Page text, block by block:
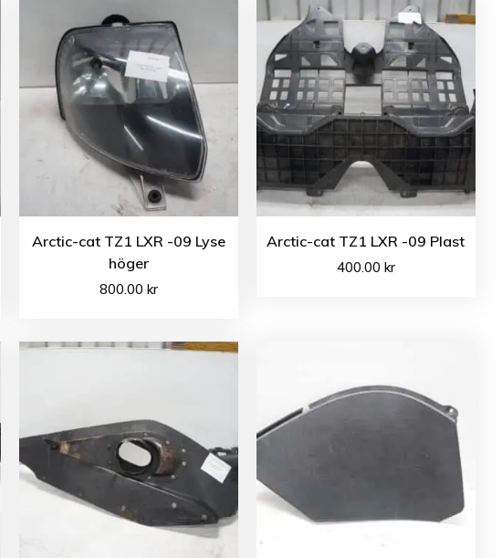
Arctic-cat TZ1 LXR -09 Lyse
höger
800.00 kr
Arctic-cat TZ1 LXR -09 Plast
400.00 kr